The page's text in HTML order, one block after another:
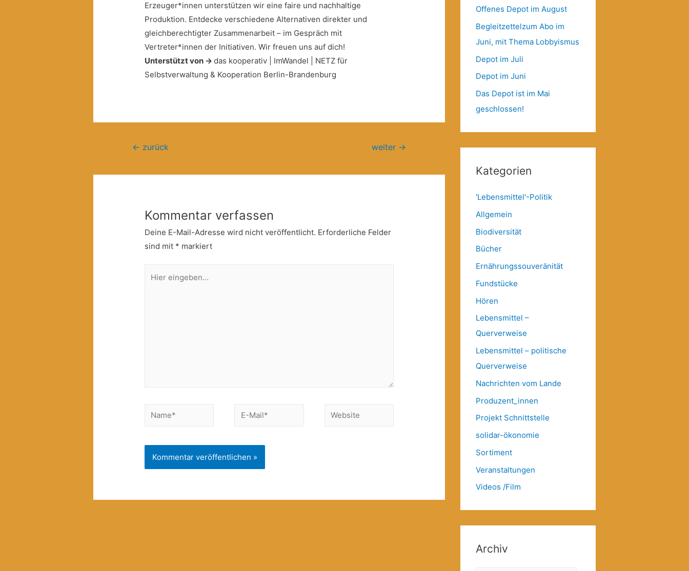
Erzeuger*innen unterstützen wir eine faire und nachhaltige
Produktion. Entdecke verschiedene Alternativen direkter und
gleichberechtigter Zusammenarbeit – im Gespräch mit
Vertreter*innen der Initiativen. Wir freuen uns auf dich!
Unterstützt von →das kooperativ | ImWandel | NETZ für
Selbstverwaltung & Kooperation Berlin-Brandenburg
Beitragsnavigation
← zurück weiter →
Kommentar verfassen
Deine E-Mail-Adresse wird nicht veröffentlicht. Erforderliche Felder
sind mit * markiert
eingeben…
Name*
E-
Website
Offenes Depot im August
Begleitzettelzum Abo im
Juni, mit Thema Lobbyismus
Depot im Juli
Depot im Juni
Das Depot ist im Mai
geschlossen!
Kategorien
'Lebensmittel'-Politik
Allgemein
Biodiversität
Bücher
Ernährungssouveränität
Fundstücke
Hören
Lebensmittel –
Querverweise
Lebensmittel – politische
Querverweise
Nachrichten vom Lande
Produzent_innen
Projekt Schnittstelle
solidar-ökonomie
Sortiment
Veranstaltungen
Videos /Film
Archiv